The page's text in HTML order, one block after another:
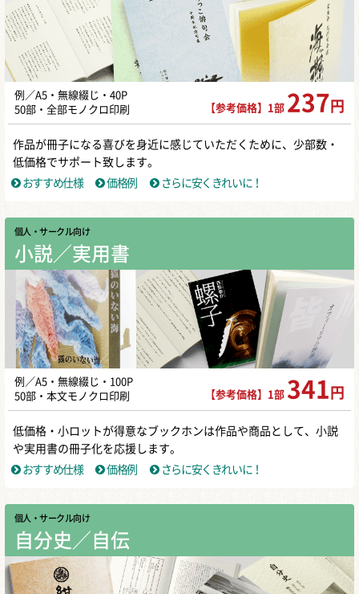
例／A5・無線綴じ・40P
50部・全部モノクロ印刷
【参考価格】1部 237 円
作品が冊子になる喜びを身近に感じていただくために、少部数・
低価格でサポート致します。
おすすめ仕様
価格例 さらに安くきれいに！
個人・サークル向け
小説／実用書
例／A5・無線綴じ・100P
50部・本文モノクロ印刷
【参考価格】1部 341 円
低価格・小ロットが得意なブックホンは作品や商品として、小説
や実用書の冊子化を応援します。
おすすめ仕様
価格例 さらに安くきれいに！
個人・サークル向け
自分史／自伝